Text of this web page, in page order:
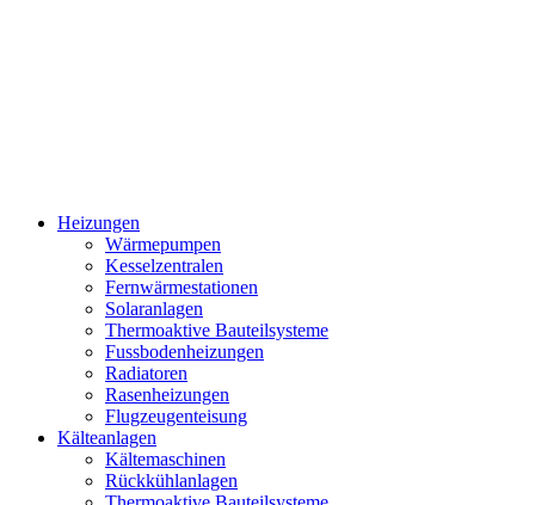
Heizungen
Wärmepumpen
Kesselzentralen
Fernwärmestationen
Solaranlagen
Thermoaktive Bauteilsysteme
Fussbodenheizungen
Radiatoren
Rasenheizungen
Flugzeugenteisung
Kälteanlagen
Kältemaschinen
Rückkühlanlagen